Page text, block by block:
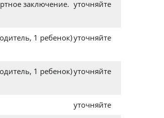
заключение. уточняйте
1 ребенок)уточняйте
1 ребенок)уточняйте
уточняйте